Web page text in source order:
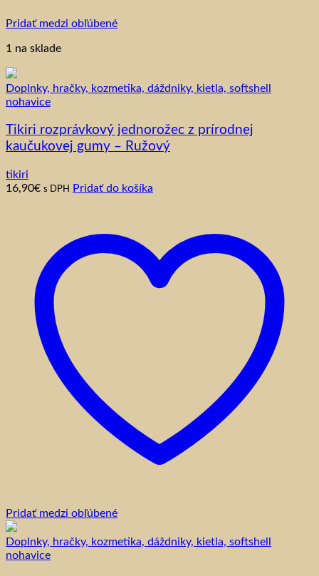
Pridať medzi obľúbené
1 na sklade
Doplnky, hračky, kozmetika, dáždniky, kietla, softshell
nohavice
Tikiri rozprávkový jednorožec z prírodnej
kaučukovej gumy – Ružový
tikiri
16,90€ s DPH Pridať do košíka
Pridať medzi obľúbené
Doplnky, hračky, kozmetika, dáždniky, kietla, softshell
nohavice